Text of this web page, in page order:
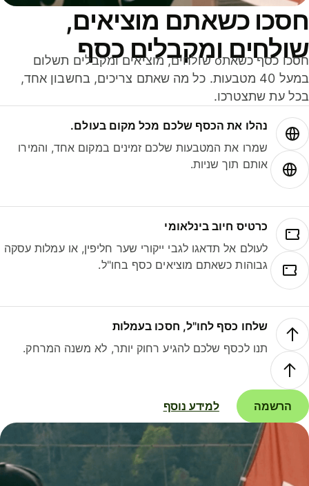
כשאתם מוציאים,
ומקבלים כסף
חסכו כסף כשאתo שולחים, מוציאים ומקבלים תשלום
במעל 40 מטבעות. כל מה שאתם צריכים, בחשבון אחד,
עת שתצטרכו.
נהלו את הכסף שלכם מכל מקום בעולם.
שמרו את המטבעות שלכם זמינים במקום אחד, והמירו
אותם תוך שניות.
כרטיס חיוב בינלאומי
לעולם אל תדאגו לגבי ייקורי שער חליפין, או עמלות עסקה
גבוהות כשאתם מוציאים כסף בחו"ל.
שלחו כסף לחו"ל, חסכו בעמלות
תנו לכסף שלכם להגיע רחוק יותר, לא משנה המרחק.
הרשמה למידע נוסף